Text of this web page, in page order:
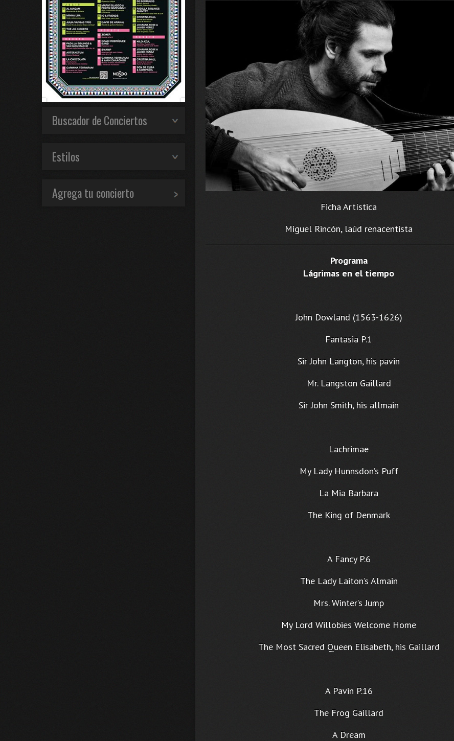
Ficha Artística
Miguel Rincón, laúd renacentista
Programa
Lágrimas en el tiempo
John Dowland (1563-1626)
Fantasia P.1
Sir John Langton, his pavin
Mr. Langston Gaillard
Sir John Smith, his allmain
Lachrimae
My Lady Hunnsdon’s Puff
La Mia Barbara
The King of Denmark
A Fancy P.6
The Lady Laiton’s Almain
Mrs. Winter’s Jump
My Lord Willobies Welcome Home
The Most Sacred Queen Elisabeth, his Gaillard
A Pavin P.16
The Frog Gaillard
A Dream
Buscador de Conciertos
Estilos
Agrega tu concierto